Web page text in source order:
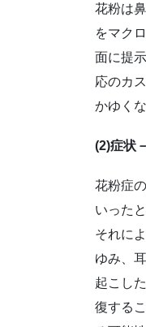
花粉は
をマク
面に提
応のカ
かゆく
(2)症状
花粉症
いった
それに
ゆみ、
起こし
復する